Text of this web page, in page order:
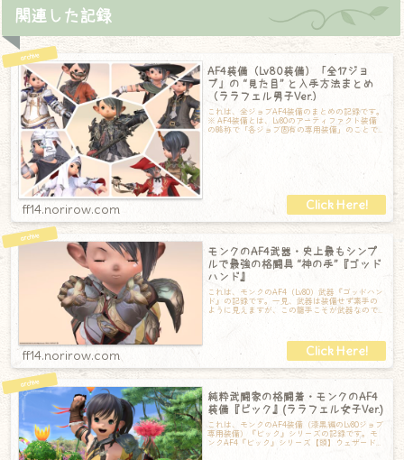
関連した記録
AF4装備（Lv80装備）「全17ジョ
ブ」の “見た目” と入手方法まとめ
（ララフェル男子Ver.）
これは、全ジョブAF4装備のまとめの記録です。
※ AF4装備とは、Lv80のアーティファクト装備
の略称で「各ジョブ固有の専用装備」のことで
ff14.norirow.com
モンクのAF4武器・史上最もシンプ
ルで最強の格闘具 “神の手”『ゴッド
ハンド』
これは、モンクのAF4（Lv80）武器『ゴッドハン
ド』の記録です。一見、武器は装備せず素手の
ように見えますが、この籠手こそが武器なので
ff14.norirow.com
純粋武闘家の格闘着・モンクのAF4
装備『ビック』(ララフェル女子Ver.)
これは、モンクのAF4装備（漆黒編のLv80ジョブ
専用装備）『ビック』シリーズの記録です。モ
ンクAF4『ビック』シリーズ【頭】ウェザード・